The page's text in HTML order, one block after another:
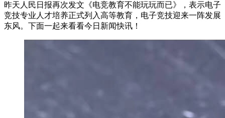
昨天人民日报再次发文《电竞教育不能玩玩而已》，表示电子
竞技专业人才培养正式列入高等教育，电子竞技迎来一阵发展
东风。下面一起来看看今日新闻快讯！